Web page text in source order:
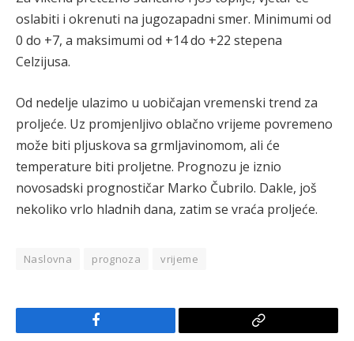
oslabiti i okrenuti na jugozapadni smer. Minimumi od
0 do +7, a maksimumi od +14 do +22 stepena
Celzijusa.
Od nedelje ulazimo u uobičajan vremenski trend za
proljeće. Uz promjenljivo oblačno vrijeme povremeno
može biti pljuskova sa grmljavinomom, ali će
temperature biti proljetne. Prognozu je iznio
novosadski prognostičar Marko Čubrilo. Dakle, još
nekoliko vrlo hladnih dana, zatim se vraća proljeće.
Naslovna prognoza vrijeme
Facebook
Copy